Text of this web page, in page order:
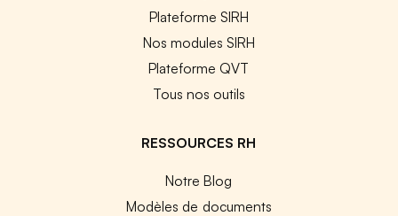
Plateforme SIRH
Nos modules SIRH
Plateforme QVT
Tous nos outils
RESSOURCES RH
Notre Blog
Modèles de documents